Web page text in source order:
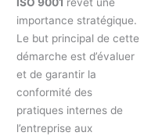
importance stratégique.
Le but principal de cette
démarche est d’évaluer
et de garantir la
conformité des
pratiques internes de
l’entreprise aux